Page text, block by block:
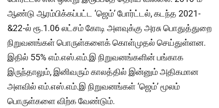
ஆண்டு ஆரம்பிக்கப்பட்ட ‘ஜெம்’ போர்ட்டல், கடந்த 2021-
&22-ல் ரூ.1.06 லட்சம் கோடி அளவுக்கு அரசு பொதுத்துறை
நிறுவனங்கள் பொருள்களைக் கொள்முதல் செய்துள்ளன.
இதில் 55% எம்.எஸ்.எம்.இ நிறுவனங்களின் பங்காக
இருந்தாலும், இனிவரும் காலத்தில் இன்னும் அதிகமான
அளவில் எம்.எஸ்.எம்.இ நிறுவனங்கள் ‘ஜெம்’ மூலம்
பொருள்களை விற்க வேண்டும்.